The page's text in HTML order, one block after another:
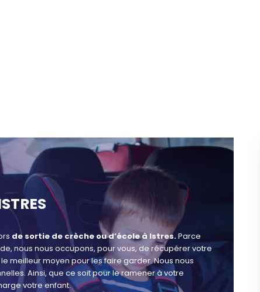
de sortie de crèche ou d’école à Istres.Parce
nous nous occupons, pour vous, de récupérer votre
meilleur moyen pour les faire garder. Nous nous
Ainsi, que ce soit pour le ramener à votre
votre enfant.